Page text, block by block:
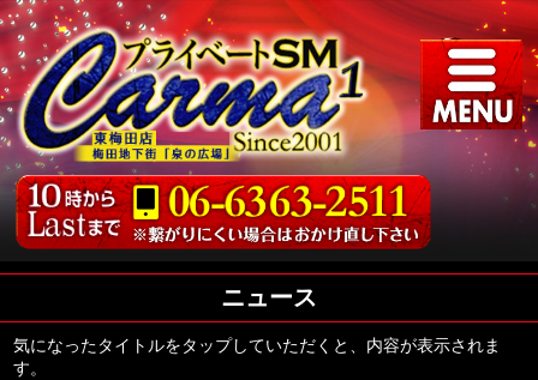
ニュース
気になったタイトルをタップしていただくと、内容が表示されま
す。